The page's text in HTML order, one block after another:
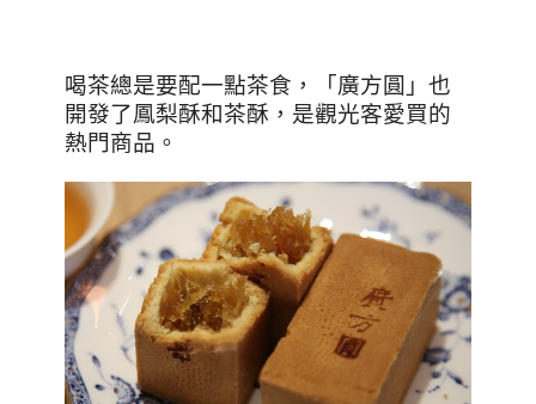
喝茶總是要配一點茶食，「廣方圓」也
開發了鳳梨酥和茶酥，是觀光客愛買的
熱門商品。